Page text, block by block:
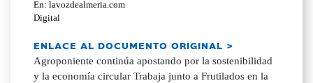
En: lavozdealmeria.com
Digital
ENLACE AL DOCUMENTO ORIGINAL >
Agroponiente continúa apostando por la sostenibilidad
y la economía circular Trabaja junto a Frutilados en la